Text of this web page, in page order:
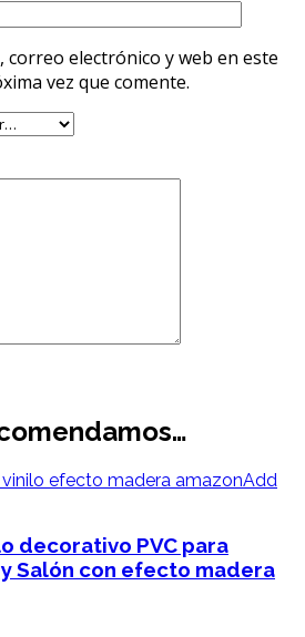
correo electrónico y web en este
vez que comente.
Add
decorativo PVC para
y Salón con efecto madera